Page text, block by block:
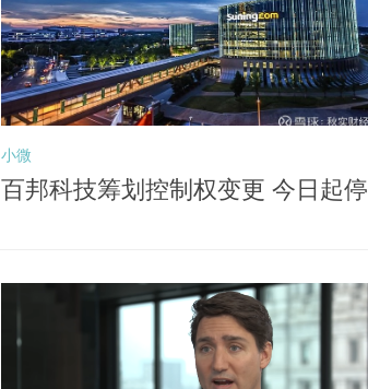
小微
百邦科技筹划控制权变更 今日起停